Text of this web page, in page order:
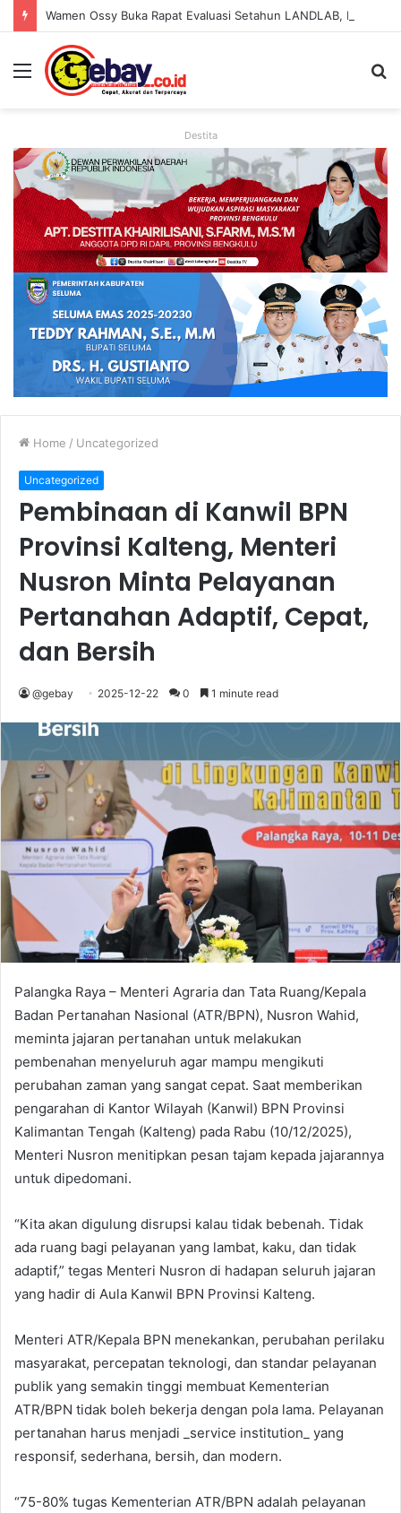
Destita
Home / Uncategorized
Uncategorized
Pembinaan di Kanwil BPN
Provinsi Kalteng, Menteri
Nusron Minta Pelayanan
Pertanahan Adaptif, Cepat,
dan Bersih
@gebay 2025-12-22 0 1 minute read
Palangka Raya – Menteri Agraria dan Tata Ruang/Kepala
Badan Pertanahan Nasional (ATR/BPN), Nusron Wahid,
meminta jajaran pertanahan untuk melakukan
pembenahan menyeluruh agar mampu mengikuti
perubahan zaman yang sangat cepat. Saat memberikan
pengarahan di Kantor Wilayah (Kanwil) BPN Provinsi
Kalimantan Tengah (Kalteng) pada Rabu (10/12/2025),
Menteri Nusron menitipkan pesan tajam kepada jajarannya
untuk dipedomani.
“Kita akan digulung disrupsi kalau tidak bebenah. Tidak
ada ruang bagi pelayanan yang lambat, kaku, dan tidak
adaptif,” tegas Menteri Nusron di hadapan seluruh jajaran
yang hadir di Aula Kanwil BPN Provinsi Kalteng.
Menteri ATR/Kepala BPN menekankan, perubahan perilaku
masyarakat, percepatan teknologi, dan standar pelayanan
publik yang semakin tinggi membuat Kementerian
ATR/BPN tidak boleh bekerja dengan pola lama. Pelayanan
pertanahan harus menjadi _service institution_ yang
responsif, sederhana, bersih, dan modern.
“75-80% tugas Kementerian ATR/BPN adalah pelayanan